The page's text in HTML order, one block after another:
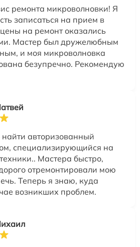
ремонта микроволновки! Я
записаться на прием в
на ремонт оказались
Мастер был дружелюбным
и моя микроволновка
безупречно. Рекомендую
авторизованный
специализирующийся на
Мастера быстро,
отремонтировали мою
Теперь я знаю, куда
возникших проблем.